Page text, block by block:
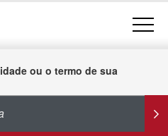
ou o termo de sua